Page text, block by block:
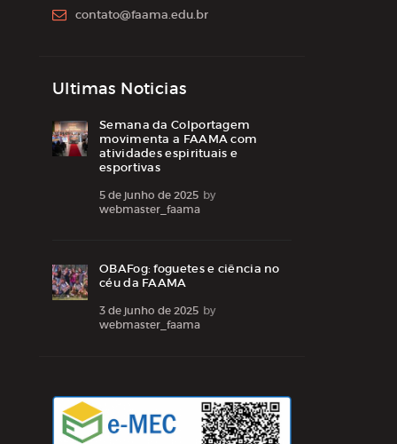
contato@faama.edu.br
Ultimas Noticias
Semana da Colportagem
movimenta a FAAMA com
atividades espirituais e
esportivas
5 de junho de 2025 by
webmaster_faama
OBAFog: foguetes e ciência no
céu da FAAMA
3 de junho de 2025 by
webmaster_faama